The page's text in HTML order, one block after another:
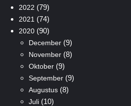
2022 (79)
2021 (74)
2020(90)
December(9)
November(8)
Oktober(9)
September(9)
Augustus(8)
Juli(10)